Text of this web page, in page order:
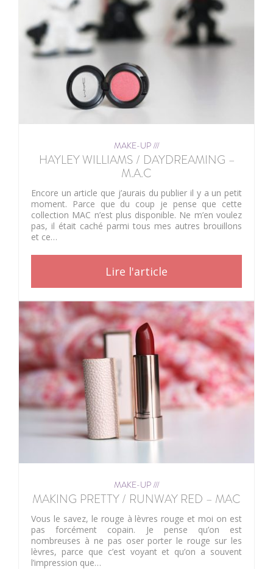
MAKE-UP ///
HAYLEY WILLIAMS / DAYDREAMING –
M.A.C
Encore un article que j’aurais du publier il y a un petit
moment. Parce que du coup je pense que cette
collection MAC n’est plus disponible. Ne m’en voulez
pas, il était caché parmi tous mes autres brouillons
et ce…
Lire l'article
MAKE-UP ///
MAKING PRETTY / RUNWAY RED – MAC
Vous le savez, le rouge à lèvres rouge et moi on est
pas forcément copain. Je pense qu’on est
nombreuses à ne pas oser porter le rouge sur les
lèvres, parce que c’est voyant et qu’on a souvent
l’impression que…